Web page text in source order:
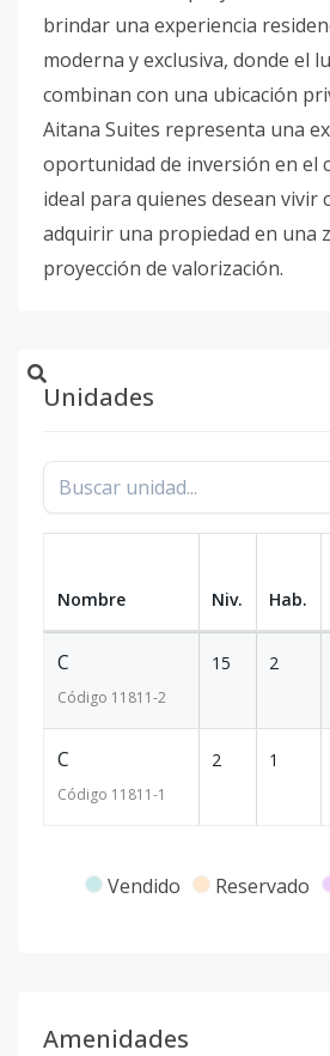
brindar una experiencia
moderna y exclusiva, donde el
combinan con una ubicación
Aitana Suites representa una
oportunidad de inversión en el
ideal para quienes desean vivir
adquirir una propiedad en una
proyección de valorización.
Unidades
Nombre Niv. Hab.
C
Código 11811-2
15 2
C
Código 11811-1
2 1
Vendido Reservado
Amenidades